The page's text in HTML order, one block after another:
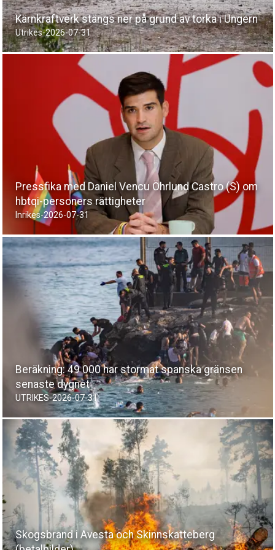
Kärnkraftverk stängs ner på grund av torka i Ungern
Utrikes-2026-07-31
Pressfika med Daniel Vencu Öhrlund Castro (S) om
hbtqi-personers rättigheter
Inrikes-2026-07-31
Beräkning: 49 000 har stormat spanska gränsen
senaste dygnet
UTRIKES-2026-07-31
Skogsbrand i Avesta och Skinnskatteberg